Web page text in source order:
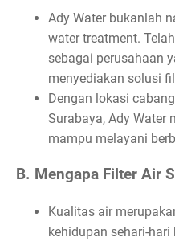
Ady Water bukanlah
water treatment.
sebagai perusahaan
menyediakan solusi
Dengan lokasi
Surabaya, Ady Water
mampu melayani
B. Mengapa Filter Air
Kualitas air
kehidupan sehari-